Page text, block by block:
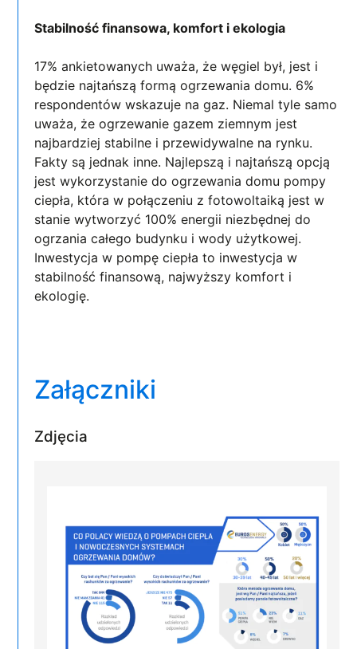
Stabilność finansowa, komfort i ekologia
17% ankietowanych uważa, że węgiel był, jest i
będzie najtańszą formą ogrzewania domu. 6%
respondentów wskazuje na gaz. Niemal tyle samo
uważa, że ogrzewanie gazem ziemnym jest
najbardziej stabilne i przewidywalne na rynku.
Fakty są jednak inne. Najlepszą i najtańszą opcją
jest wykorzystanie do ogrzewania domu pompy
ciepła, która w połączeniu z fotowoltaiką jest w
stanie wytworzyć 100% energii niezbędnej do
ogrzania całego budynku i wody użytkowej.
Inwestycja w pompę ciepła to inwestycja w
stabilność finansową, najwyższy komfort i
ekologię.
Załączniki
Zdjęcia